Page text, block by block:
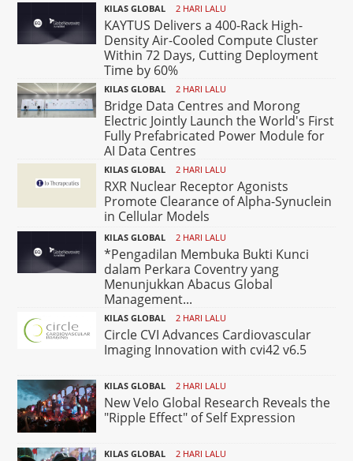
KILAS GLOBAL 2 HARI LALU
KAYTUS Delivers a 400-Rack High-
Density Air-Cooled Compute Cluster
Within 72 Days, Cutting Deployment
Time by 60%
KILAS GLOBAL 2 HARI LALU
Bridge Data Centres and Morong
Electric Jointly Launch the World's First
Fully Prefabricated Power Module for
AI Data Centres
KILAS GLOBAL 2 HARI LALU
RXR Nuclear Receptor Agonists
Promote Clearance of Alpha-Synuclein
in Cellular Models
KILAS GLOBAL 2 HARI LALU
*Pengadilan Membuka Bukti Kunci
dalam Perkara Coventry yang
Menunjukkan Abacus Global
Management...
KILAS GLOBAL 2 HARI LALU
Circle CVI Advances Cardiovascular
Imaging Innovation with cvi42 v6.5
KILAS GLOBAL 2 HARI LALU
New Velo Global Research Reveals the
"Ripple Effect" of Self Expression
KILAS GLOBAL 2 HARI LALU